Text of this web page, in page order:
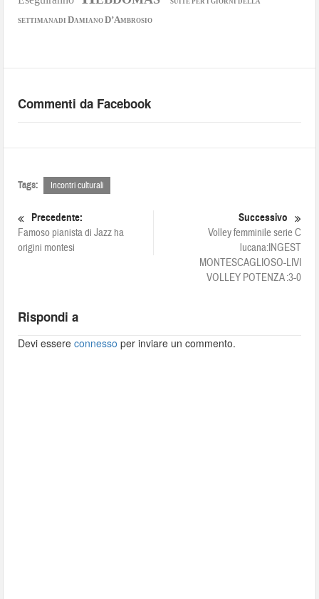
SUITE PER I GIORNI DELLA
SETTIMANADIDAMIANOD’AMBROSIO
Commenti da Facebook
Tags: Incontri culturali
Precedente:
Famoso pianista di Jazz ha
origini montesi
Successivo
Volley femminile serie C
lucana:INGEST
MONTESCAGLIOSO-LIVI
VOLLEY POTENZA :3-0
Rispondi a
Devi essereconnesso per inviare un commento.